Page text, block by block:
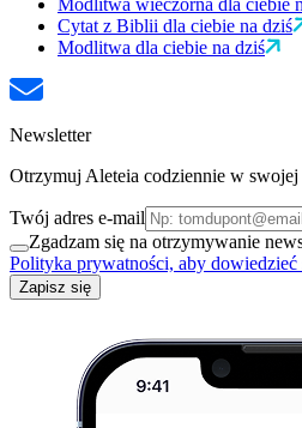
Modlitwa wieczorna dla ciebie
Cytat z Biblii dla ciebie na dziś
Modlitwa dla ciebie na dziś
Newsletter
Otrzymuj Aleteia codziennie w swojej
Twój adres e-mail
Zgadzam się na otrzymywanie
Polityka prywatności, aby dowiedzieć
Zapisz się